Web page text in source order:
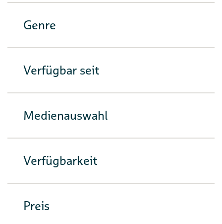
Genre
Verfügbar seit
Medienauswahl
Verfügbarkeit
Preis